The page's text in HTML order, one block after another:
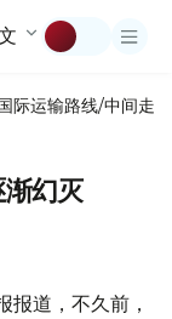
际运输路线/中间走廊
幻灭
道，不久前，